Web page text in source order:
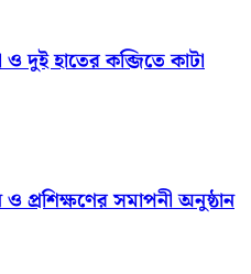
দুই হাতের কব্জিতে কাটা
প্রশিক্ষণের সমাপনী অনুষ্ঠান